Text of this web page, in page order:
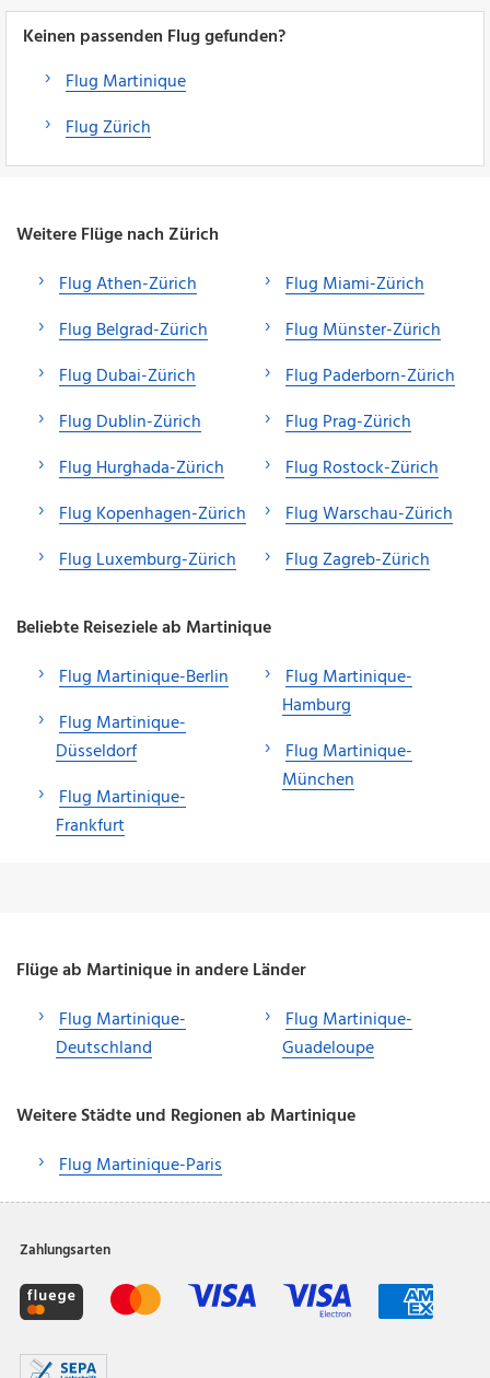
Keinen passenden Flug gefunden?
Flug Martinique
Flug Zürich
Weitere Flüge nach Zürich
Flug Athen-Zürich
Flug Belgrad-Zürich
Flug Dubai-Zürich
Flug Dublin-Zürich
Flug Hurghada-Zürich
Flug Kopenhagen-Zürich
Flug Luxemburg-Zürich
Flug Miami-Zürich
Flug Münster-Zürich
Flug Paderborn-Zürich
Flug Prag-Zürich
Flug Rostock-Zürich
Flug Warschau-Zürich
Flug Zagreb-Zürich
Beliebte Reiseziele ab Martinique
Flug Martinique-Berlin
Flug Martinique-
Düsseldorf
Flug Martinique-
Frankfurt
Flug Martinique-
Hamburg
Flug Martinique-
München
Flüge ab Martinique in andere Länder
Flug Martinique-
Deutschland
Flug Martinique-
Guadeloupe
Weitere Städte und Regionen ab Martinique
Flug Martinique-Paris